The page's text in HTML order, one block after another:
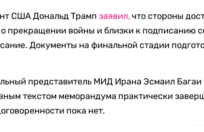
США Дональд Трамп заявил,что стороны
прекращении войны и близки к подписанию
Документы на финальной стадии
представитель МИД Ирана Эсмаил Багаи
текстом меморандума практически
пока нет.